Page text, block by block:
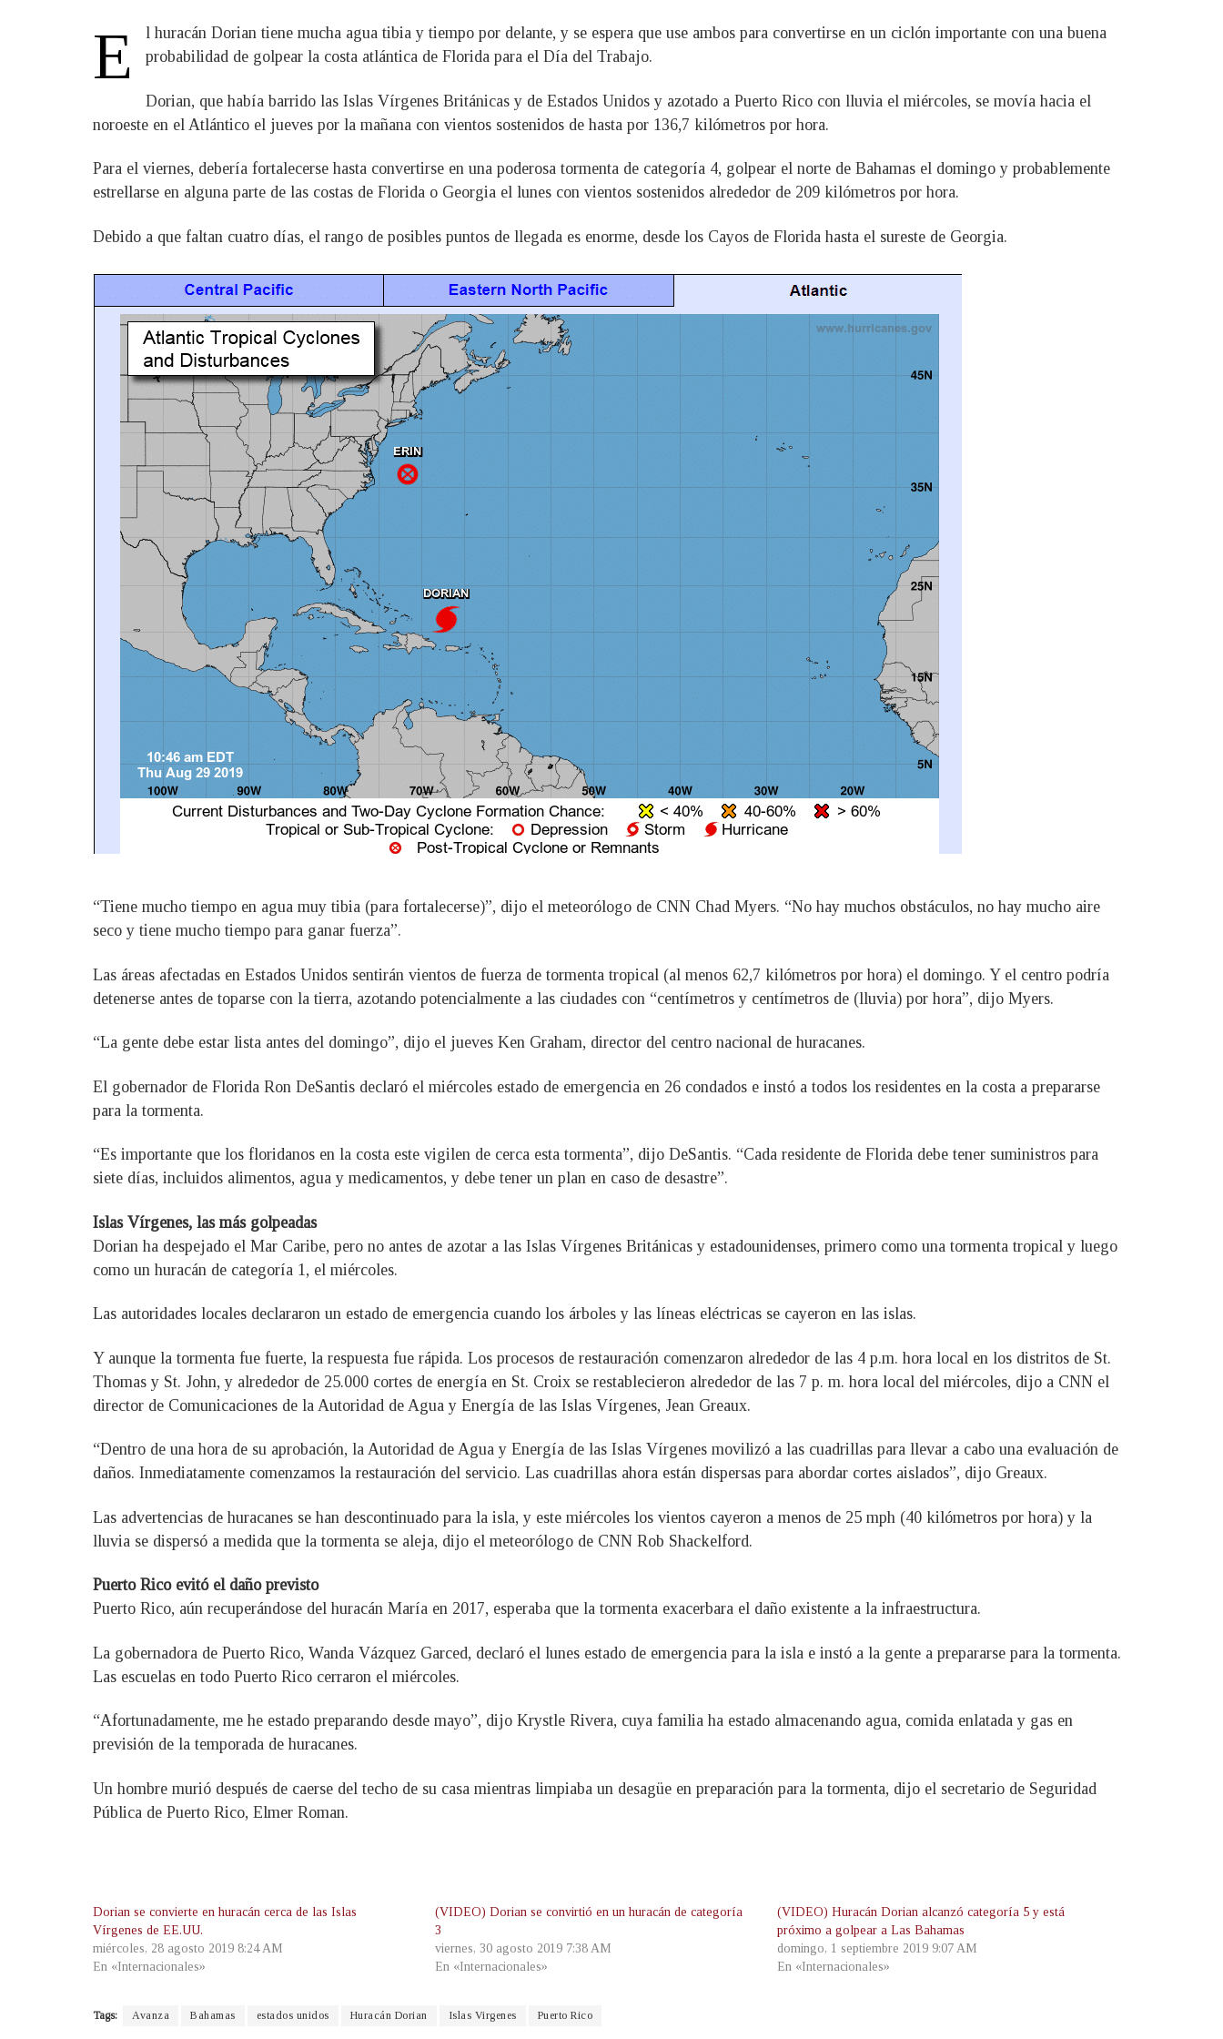
E
l huracán Dorian tiene mucha agua tibia y tiempo por delante, y se espera que use ambos para convertirse en un ciclón importante con una buena
probabilidad de golpear la costa atlántica de Florida para el Día del Trabajo.
Dorian, que había barrido las Islas Vírgenes Británicas y de Estados Unidos y azotado a Puerto Rico con lluvia el miércoles, se movía hacia el
noroeste en el Atlántico el jueves por la mañana con vientos sostenidos de hasta por 136,7 kilómetros por hora.
Para el viernes, debería fortalecerse hasta convertirse en una poderosa tormenta de categoría 4, golpear el norte de Bahamas el domingo y probablemente
estrellarse en alguna parte de las costas de Florida o Georgia el lunes con vientos sostenidos alrededor de 209 kilómetros por hora.
Debido a que faltan cuatro días, el rango de posibles puntos de llegada es enorme, desde los Cayos de Florida hasta el sureste de Georgia.
“Tiene mucho tiempo en agua muy tibia (para fortalecerse)”, dijo el meteorólogo de CNN Chad Myers. “No hay muchos obstáculos, no hay mucho aire
seco y tiene mucho tiempo para ganar fuerza”.
Las áreas afectadas en Estados Unidos sentirán vientos de fuerza de tormenta tropical (al menos 62,7 kilómetros por hora) el domingo. Y el centro podría
detenerse antes de toparse con la tierra, azotando potencialmente a las ciudades con “centímetros y centímetros de (lluvia) por hora”, dijo Myers.
“La gente debe estar lista antes del domingo”, dijo el jueves Ken Graham, director del centro nacional de huracanes.
El gobernador de Florida Ron DeSantis declaró el miércoles estado de emergencia en 26 condados e instó a todos los residentes en la costa a prepararse
para la tormenta.
“Es importante que los floridanos en la costa este vigilen de cerca esta tormenta”, dijo DeSantis. “Cada residente de Florida debe tener suministros para
siete días, incluidos alimentos, agua y medicamentos, y debe tener un plan en caso de desastre”.
Islas Vírgenes, las más golpeadas
Dorian ha despejado el Mar Caribe, pero no antes de azotar a las Islas Vírgenes Británicas y estadounidenses, primero como una tormenta tropical y luego
como un huracán de categoría 1, el miércoles.
Las autoridades locales declararon un estado de emergencia cuando los árboles y las líneas eléctricas se cayeron en las islas.
Y aunque la tormenta fue fuerte, la respuesta fue rápida. Los procesos de restauración comenzaron alrededor de las 4 p.m. hora local en los distritos de St.
Thomas y St. John, y alrededor de 25.000 cortes de energía en St. Croix se restablecieron alrededor de las 7 p. m. hora local del miércoles, dijo a CNN el
director de Comunicaciones de la Autoridad de Agua y Energía de las Islas Vírgenes, Jean Greaux.
“Dentro de una hora de su aprobación, la Autoridad de Agua y Energía de las Islas Vírgenes movilizó a las cuadrillas para llevar a cabo una evaluación de
daños. Inmediatamente comenzamos la restauración del servicio. Las cuadrillas ahora están dispersas para abordar cortes aislados”, dijo Greaux.
Las advertencias de huracanes se han descontinuado para la isla, y este miércoles los vientos cayeron a menos de 25 mph (40 kilómetros por hora) y la
lluvia se dispersó a medida que la tormenta se aleja, dijo el meteorólogo de CNN Rob Shackelford.
Puerto Rico evitó el daño previsto
Puerto Rico, aún recuperándose del huracán María en 2017, esperaba que la tormenta exacerbara el daño existente a la infraestructura.
La gobernadora de Puerto Rico, Wanda Vázquez Garced, declaró el lunes estado de emergencia para la isla e instó a la gente a prepararse para la tormenta.
Las escuelas en todo Puerto Rico cerraron el miércoles.
“Afortunadamente, me he estado preparando desde mayo”, dijo Krystle Rivera, cuya familia ha estado almacenando agua, comida enlatada y gas en
previsión de la temporada de huracanes.
Un hombre murió después de caerse del techo de su casa mientras limpiaba un desagüe en preparación para la tormenta, dijo el secretario de Seguridad
Pública de Puerto Rico, Elmer Roman.
Dorian se convierte en huracán cerca de las Islas
Vírgenes de EE.UU.
miércoles, 28 agosto 2019 8:24 AM
En «Internacionales»
(VIDEO) Dorian se convirtió en un huracán de categoría
3
viernes, 30 agosto 2019 7:38 AM
En «Internacionales»
(VIDEO) Huracán Dorian alcanzó categoría 5 y está
próximo a golpear a Las Bahamas
domingo, 1 septiembre 2019 9:07 AM
En «Internacionales»
Tags: Avanza Bahamas estados unidos Huracán Dorian Islas Virgenes Puerto Rico